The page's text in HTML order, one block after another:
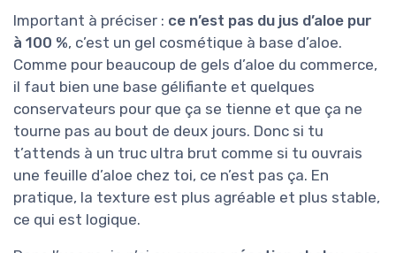
Important à préciser : ce n’est pas du jus d’aloe pur
à 100 %, c’est un gel cosmétique à base d’aloe.
Comme pour beaucoup de gels d’aloe du commerce,
il faut bien une base gélifiante et quelques
conservateurs pour que ça se tienne et que ça ne
tourne pas au bout de deux jours. Donc si tu
t’attends à un truc ultra brut comme si tu ouvrais
une feuille d’aloe chez toi, ce n’est pas ça. En
pratique, la texture est plus agréable et plus stable,
ce qui est logique.